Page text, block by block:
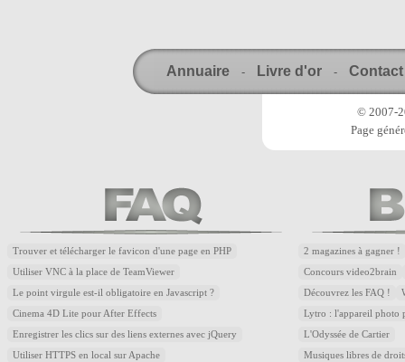
Annuaire - Livre d'or - Contact
© 2007-
Page
Trouver et télécharger le favicon d'une page en PHP
Utiliser VNC à la place de TeamViewer
Le point virgule est-il obligatoire en Javascript ?
Cinema 4D Lite pour After Effects
Enregistrer les clics sur des liens externes avec jQuery
Utiliser HTTPS en local sur Apache
2 magazines à gagner !
Concours video2brain
Découvrez les FAQ !
Lytro : l'appareil photo
L'Odyssée de Cartier
Musiques libres de